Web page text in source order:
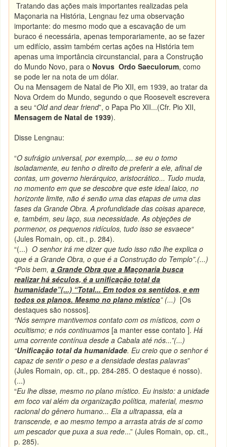
Tratando das ações mais importantes realizadas pela
Maçonaria na História, Lengnau fez uma observação
importante: do mesmo modo que a escavação de um
buraco é necessária, apenas temporariamente, ao se fazer
um edifício, assim também certas ações na História tem
apenas uma importância circunstancial, para a Construção
do Mundo Novo, para o Novus Ordo Saeculorum, como
se pode ler na nota de um dólar.
Ou na Mensagem de Natal de Pio XII, em 1939, ao tratar da
Nova Ordem do Mundo, segundo o que Roosevelt escrevera
a seu “Old and dear friend”, o Papa Pio XII...(Cfr. Pio XII,
Mensagem de Natal de 1939).
Disse Lengnau:
“O sufrágio universal, por exemplo,... se eu o tomo
isoladamente, eu tenho o direito de preferir a ele, afinal de
contas, um governo hierárquico, aristocrático... Tudo muda,
no momento em que se descobre que este ideal laico, no
horizonte limite, não é senão uma das etapas de uma das
fases da Grande Obra. A profundidade das coisas aparece,
e, também, seu laço, sua necessidade. As objeções de
pormenor, os pequenos ridículos, tudo isso se esvaece“
(Jules Romain, op. cit., p. 284).
“(...)O senhor irá me dizer que tudo isso não lhe explica o
que é a Grande Obra, o que é a Construção do Templo”.(...)
“Pois bem,a Grande Obra que a Maçonaria busca
realizar há séculos, é a unificação total da
humanidade”(...) “Total... Em todos os sentidos, e em
todos os planos. Mesmo no plano místico” (...) [Os
destaques são nossos].
“Nós sempre mantivemos contato com os místicos, com o
ocultismo; e nós continuamos [a manter esse contato ]. Há
uma corrente contínua desde a Cabala até nós...”(...)
“Unificação total da humanidade. Eu creio que o senhor é
capaz de sentir o peso e a densidade destas palavras”
(Jules Romain, op. cit., pp. 284-285. O destaque é nosso).
(...)
“Eu lhe disse, mesmo no plano místico. Eu insisto: a unidade
em foco vai além da organização política, material, mesmo
racional do gênero humano... Ela a ultrapassa, ela a
transcende, e ao mesmo tempo a arrasta atrás de si como
um pescador que puxa a sua rede...” (Jules Romain, op. cit.,
p. 285).